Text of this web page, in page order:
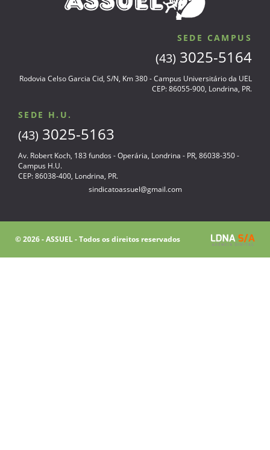
SEDE CAMPUS
(43) 3025-5164
Rodovia Celso Garcia Cid, S/N, Km 380 - Campus Universitário da UEL
CEP: 86055-900, Londrina, PR.
SEDE H.U.
(43) 3025-5163
Av. Robert Koch, 183 fundos - Operária, Londrina - PR, 86038-350 -
Campus H.U.
CEP: 86038-400, Londrina, PR.
sindicatoassuel@gmail.com
© 2026 - ASSUEL - Todos os direitos reservados